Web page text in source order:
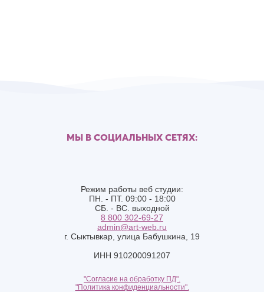
Режим работы веб студии:
ПН. - ПТ. 09:00 - 18:00
СБ. - ВС. выходной
8 800 302-69-27
admin@art-web.ru
г. Сыктывкар, улица Бабушкина, 19
ИНН 910200091207
"Согласие на обработку ПД".
"Политика конфиденциальности".
МЫ В СОЦИАЛЬНЫХ СЕТЯХ: